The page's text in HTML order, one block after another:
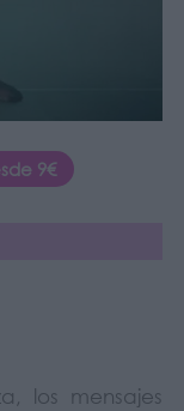
9€
los mensajes